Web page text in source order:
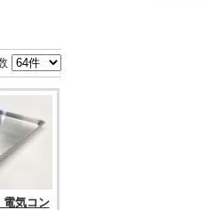
電気コン